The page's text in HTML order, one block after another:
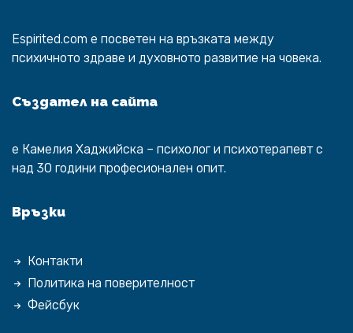
Espirited.com e посветен на връзката между
психичното здраве и духовното развитие на човека.
Създател на сайта
е Камелия Хаджийска – психолог и психотерапевт с
над 30 години професионален опит.
Връзки
Контакти
Политика на поверителност
Фейсбук